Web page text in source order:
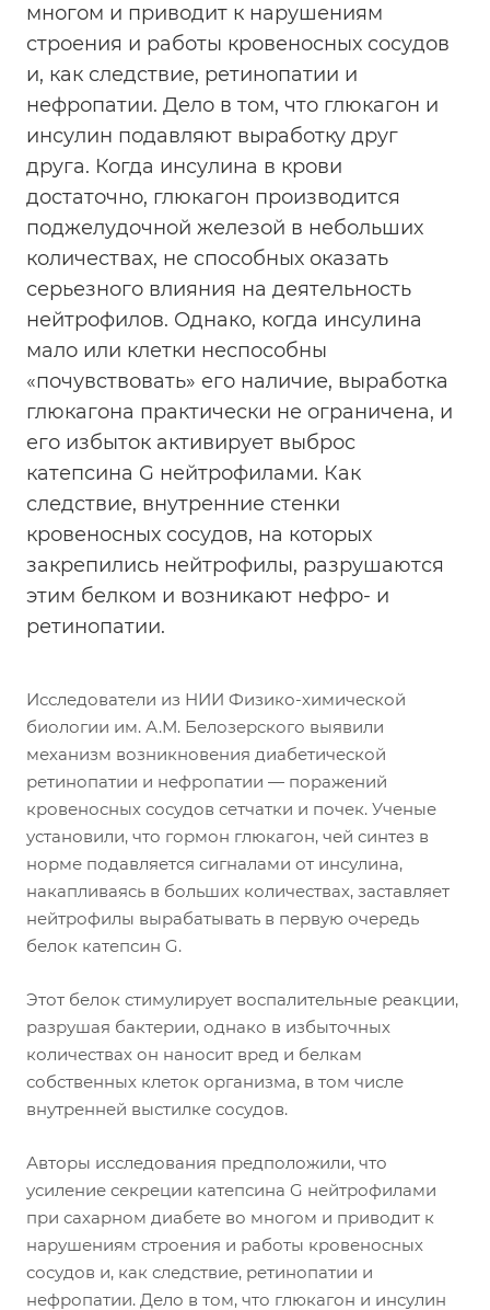
многом и приводит к нарушениям
строения и работы кровеносных сосудов
и, как следствие, ретинопатии и
нефропатии. Дело в том, что глюкагон и
инсулин подавляют выработку друг
друга. Когда инсулина в крови
достаточно, глюкагон производится
поджелудочной железой в небольших
количествах, не способных оказать
серьезного влияния на деятельность
нейтрофилов. Однако, когда инсулина
мало или клетки неспособны
«почувствовать» его наличие, выработка
глюкагона практически не ограничена, и
его избыток активирует выброс
катепсина G нейтрофилами. Как
следствие, внутренние стенки
кровеносных сосудов, на которых
закрепились нейтрофилы, разрушаются
этим белком и возникают нефро- и
ретинопатии.
Исследователи из НИИ Физико-химической
биологии им. А.М. Белозерского выявили
механизм возникновения диабетической
ретинопатии и нефропатии — поражений
кровеносных сосудов сетчатки и почек. Ученые
установили, что гормон глюкагон, чей синтез в
норме подавляется сигналами от инсулина,
накапливаясь в больших количествах, заставляет
нейтрофилы вырабатывать в первую очередь
белок катепсин G.
Этот белок стимулирует воспалительные реакции,
разрушая бактерии, однако в избыточных
количествах он наносит вред и белкам
собственных клеток организма, в том числе
внутренней выстилке сосудов.
Авторы исследования предположили, что
усиление секреции катепсина G нейтрофилами
при сахарном диабете во многом и приводит к
нарушениям строения и работы кровеносных
сосудов и, как следствие, ретинопатии и
нефропатии. Дело в том, что глюкагон и инсулин